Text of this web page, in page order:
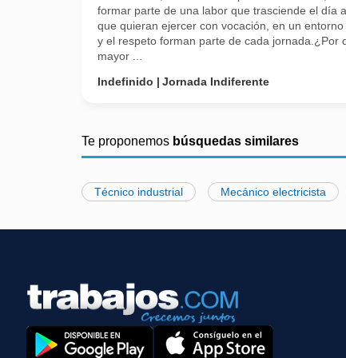
formar parte de una labor que trasciende el día
que quieran ejercer con vocación, en un
y el respeto forman parte de cada jornada.¿Por
mayor ...
Indefinido
Jornada Indiferente
Te proponemos búsquedas similares
Técnico industrial Mecánico electricista